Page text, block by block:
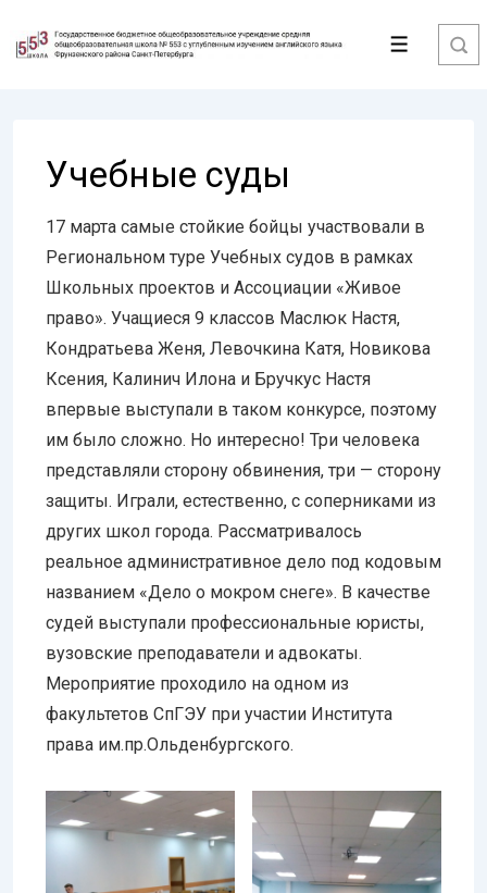
Перейти
Меню
Учебные суды
17 марта самые стойкие бойцы участвовали в
Региональном туре Учебных судов в рамках
Школьных проектов и Ассоциации «Живое
право». Учащиеся 9 классов Маслюк Настя,
Кондратьева Женя, Левочкина Катя, Новикова
Ксения, Калинич Илона и Бручкус Настя
впервые выступали в таком конкурсе, поэтому
им было сложно. Но интересно! Три человека
представляли сторону обвинения, три — сторону
защиты. Играли, естественно, с соперниками из
других школ города. Рассматривалось
реальное административное дело под кодовым
названием «Дело о мокром снеге». В качестве
судей выступали профессиональные юристы,
вузовские преподаватели и адвокаты.
Мероприятие проходило на одном из
факультетов СпГЭУ при участии Института
права им.пр.Ольденбургского.